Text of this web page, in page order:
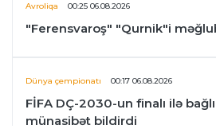
Avroliqa 00:25 06.08.2026
"Ferensvaroş" "Qurnik"i
Dünya çempionatı 00:17 06.08.2026
FİFA DÇ-2030-un finalı ilə
münasibət bildirdi